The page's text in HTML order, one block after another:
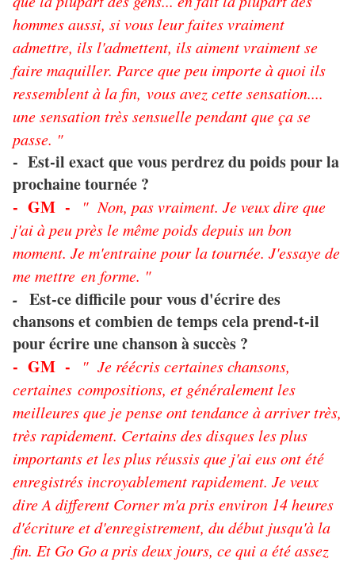
hommes aussi, si vous leur faites vraiment
admettre, ils l'admettent, ils aiment vraiment se
faire maquiller. Parce que peu importe à quoi ils
ressemblent à la fin, vous avez cette sensation....
une sensation très sensuelle pendant que ça se
passe. "
- Est-il exact que vous perdrez du poids pour la
prochaine tournée ?
- GM -
" Non, pas vraiment. Je veux dire que
j'ai à peu près le même poids depuis un bon
moment. Je m'entraine pour la tournée. J'essaye de
me mettre en forme. "
- Est-ce difficile pour vous d'écrire des
chansons et combien de temps cela prend-t-il
pour écrire une chanson à succès ?
- GM -
" Je réécris certaines chansons,
certaines compositions, et généralement les
meilleures que je pense ont tendance à arriver très,
très rapidement. Certains des disques les plus
importants et les plus réussis que j'ai eus ont été
enregistrés incroyablement rapidement. Je veux
dire A different Corner m'a pris environ 14 heures
d'écriture et d'enregistrement, du début jusqu'à la
fin. Et Go Go a pris deux jours, ce qui a été assez